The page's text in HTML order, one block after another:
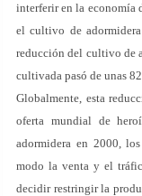
interferir en la economía
el cultivo de
reducción del cultivo de
cultivada pasó de unas
Globalmente, esta
oferta mundial de
adormidera en 2000,
modo la venta y el
decidir restringir la